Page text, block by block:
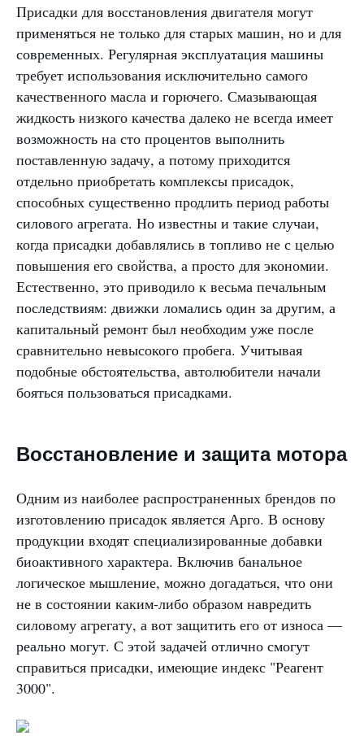
Присадки для восстановления двигателя могут
применяться не только для старых машин, но и для
современных. Регулярная эксплуатация машины
требует использования исключительно самого
качественного масла и горючего. Смазывающая
жидкость низкого качества далеко не всегда имеет
возможность на сто процентов выполнить
поставленную задачу, а потому приходится
отдельно приобретать комплексы присадок,
способных существенно продлить период работы
силового агрегата. Но известны и такие случаи,
когда присадки добавлялись в топливо не с целью
повышения его свойства, а просто для экономии.
Естественно, это приводило к весьма печальным
последствиям: движки ломались один за другим, а
капитальный ремонт был необходим уже после
сравнительно невысокого пробега. Учитывая
подобные обстоятельства, автолюбители начали
бояться пользоваться присадками.
Восстановление и защита мотора
Одним из наиболее распространенных брендов по
изготовлению присадок является Арго. В основу
продукции входят специализированные добавки
биоактивного характера. Включив банальное
логическое мышление, можно догадаться, что они
не в состоянии каким-либо образом навредить
силовому агрегату, а вот защитить его от износа —
реально могут. С этой задачей отлично смогут
справиться присадки, имеющие индекс "Реагент
3000".